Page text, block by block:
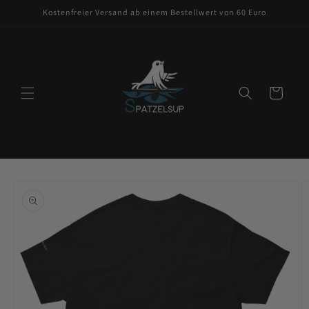
Kostenfreier Versand ab einem Bestellwert von 60 Euro
Warenkorb